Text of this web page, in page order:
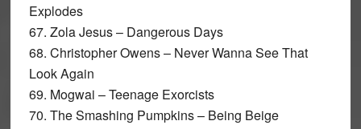
Explodes
67. Zola Jesus – Dangerous Days
68. Christopher Owens – Never Wanna See That
Look Again
69. Mogwai – Teenage Exorcists
70. The Smashing Pumpkins – Being Beige